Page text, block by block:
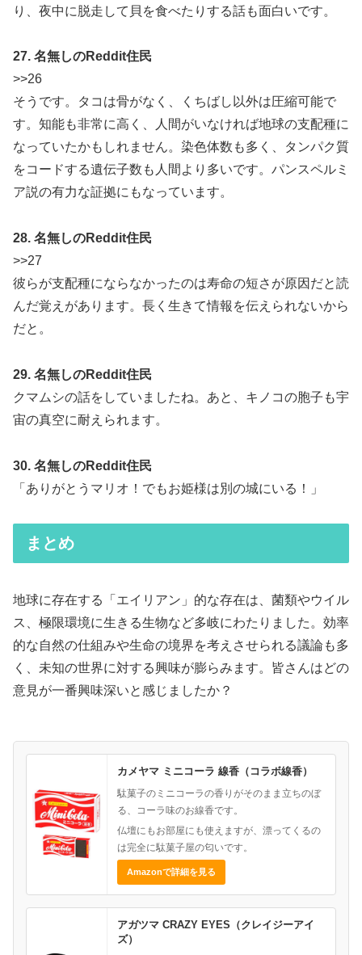
り、夜中に脱走して貝を食べたりする話も面白いです。
27. 名無しのReddit住民
>>26
そうです。タコは骨がなく、くちばし以外は圧縮可能で
す。知能も非常に高く、人間がいなければ地球の支配種に
なっていたかもしれません。染色体数も多く、タンパク質
をコードする遺伝子数も人間より多いです。パンスペルミ
ア説の有力な証拠にもなっています。
28. 名無しのReddit住民
>>27
彼らが支配種にならなかったのは寿命の短さが原因だと読
んだ覚えがあります。長く生きて情報を伝えられないから
だと。
29. 名無しのReddit住民
クマムシの話をしていましたね。あと、キノコの胞子も宇
宙の真空に耐えられます。
30. 名無しのReddit住民
「ありがとうマリオ！でもお姫様は別の城にいる！」
まとめ
地球に存在する「エイリアン」的な存在は、菌類やウイル
ス、極限環境に生きる生物など多岐にわたりました。効率
的な自然の仕組みや生命の境界を考えさせられる議論も多
く、未知の世界に対する興味が膨らみます。皆さんはどの
意見が一番興味深いと感じましたか？
カメヤマ ミニコーラ 線香（コラボ線香）
駄菓子のミニコーラの香りがそのまま立ちのぼ
る、コーラ味のお線香です。
仏壇にもお部屋にも使えますが、漂ってくるの
は完全に駄菓子屋の匂いです。
Amazonで詳細を見る
アガツマ CRAZY EYES（クレイジーアイ
ズ）